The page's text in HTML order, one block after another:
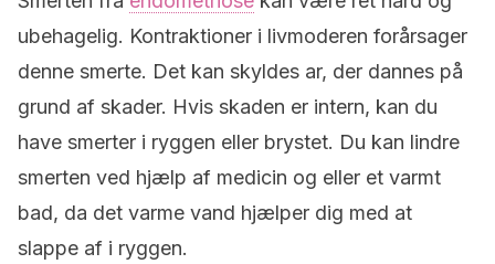
ubehagelig. Kontraktioner i livmoderen forårsager
denne smerte. Det kan skyldes ar, der dannes på
grund af skader. Hvis skaden er intern, kan du
have smerter i ryggen eller brystet. Du kan lindre
smerten ved hjælp af medicin og eller et varmt
bad, da det varme vand hjælper dig med at
slappe af i ryggen.